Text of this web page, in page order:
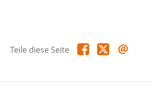
Teile diese Seite Teile
diese
Teile
diese